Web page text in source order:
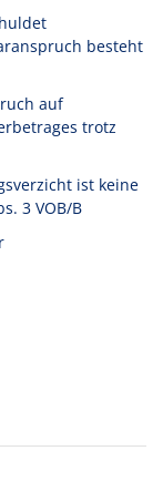
besteht
auf
trotz
ist keine
3 VOB/B